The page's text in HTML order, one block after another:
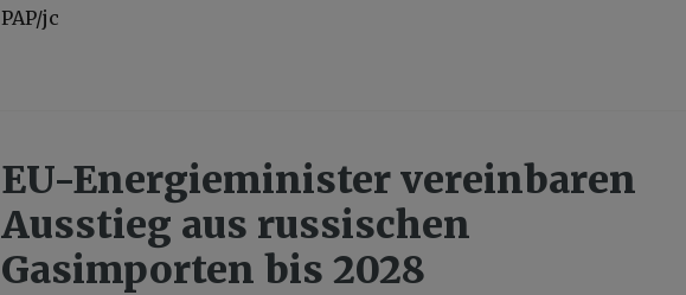
PAP/jc
EU-Energieminister vereinbaren
Ausstieg aus russischen
Gasimporten bis 2028